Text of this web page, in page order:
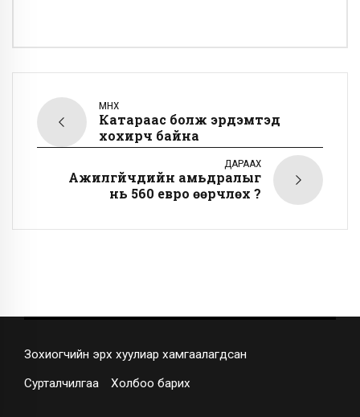
ӨМНӨХ
Катараас болж эрдэмтэд
хохирч байна
ДАРААХ
Ажилгүйчүүдийн амьдралыг
нь 560 евро өөрчлөх үү?
Зохиогчийн эрх хуулиар хамгаалагдсан
Сурталчилгаа Холбоо барих